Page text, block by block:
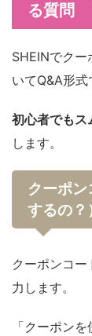
る質問
SHEINでク
いてQ&A形式
初心者でもス
します。
クーポ
するの？
クーポンコ
力します。
「クーポン